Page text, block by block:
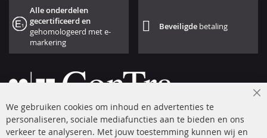
Alle onderdelen
gecertificeerd en
gehomologeerd met e-
markering
Beveiligde betaling
+49 (0) 4533 799 00 0
We gebruiken cookies om inhoud en advertenties te
personaliseren, sociale mediafuncties aan te bieden en ons
verkeer te analyseren. Met jouw toestemming kunnen wij en